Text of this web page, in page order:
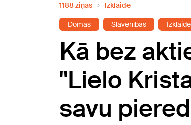
1188 ziņas Izklaide
Domas Slavenības Izklaide
Kā bez
"Lielo
savu